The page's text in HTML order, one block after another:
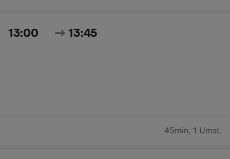
13:00 13:45
45min, 1 Umst.